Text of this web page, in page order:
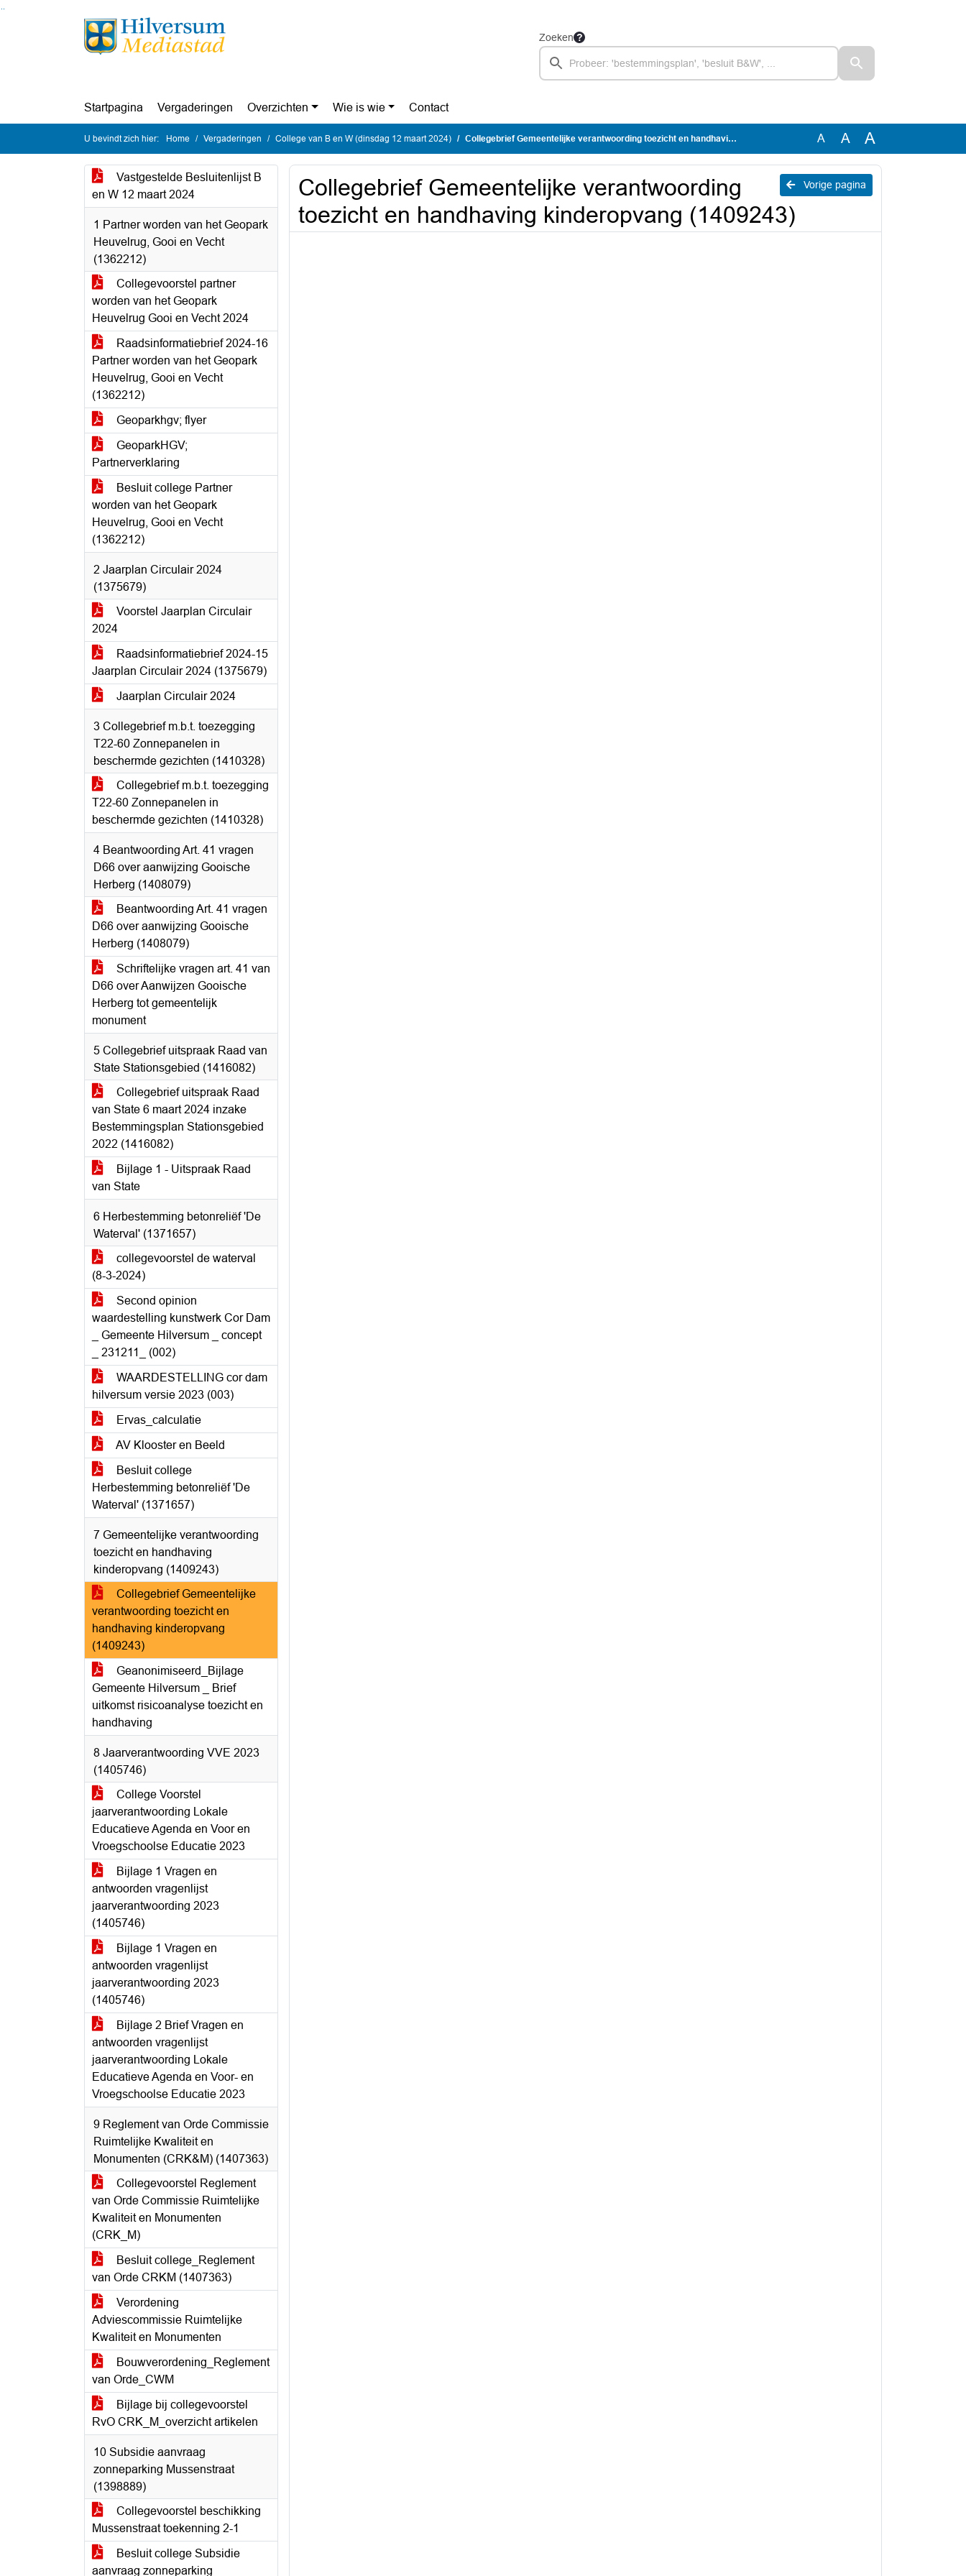
Ga naar de inhoud van deze pagina
Ga naar het zoeken
Ga naar het menu
Zoeken
Startpagina Vergaderingen Overzichten Wie is wie Contact
U bevindt zich hier: Home Vergaderingen College van B en W (dinsdag 12 maart 2024) Collegebrief Gemeentelijke verantwoording toezicht en handhaving kinderopvang (1409243) A A A
Vastgestelde Besluitenlijst B
en W 12 maart 2024
1 Partner worden van het Geopark
Heuvelrug, Gooi en Vecht
(1362212)
Collegevoorstel partner
worden van het Geopark
Heuvelrug Gooi en Vecht 2024
Raadsinformatiebrief 2024-16
Partner worden van het Geopark
Heuvelrug, Gooi en Vecht
(1362212)
Geoparkhgv; flyer
GeoparkHGV;
Partnerverklaring
Besluit college Partner
worden van het Geopark
Heuvelrug, Gooi en Vecht
(1362212)
2 Jaarplan Circulair 2024
(1375679)
Voorstel Jaarplan Circulair
2024
Raadsinformatiebrief 2024-15
Jaarplan Circulair 2024 (1375679)
Jaarplan Circulair 2024
3 Collegebrief m.b.t. toezegging
T22-60 Zonnepanelen in
beschermde gezichten (1410328)
Collegebrief m.b.t. toezegging
T22-60 Zonnepanelen in
beschermde gezichten (1410328)
4 Beantwoording Art. 41 vragen
D66 over aanwijzing Gooische
Herberg (1408079)
Beantwoording Art. 41 vragen
D66 over aanwijzing Gooische
Herberg (1408079)
Schriftelijke vragen art. 41 van
D66 over Aanwijzen Gooische
Herberg tot gemeentelijk
monument
5 Collegebrief uitspraak Raad van
State Stationsgebied (1416082)
Collegebrief uitspraak Raad
van State 6 maart 2024 inzake
Bestemmingsplan Stationsgebied
2022 (1416082)
Bijlage 1 - Uitspraak Raad
van State
6 Herbestemming betonreliëf 'De
Waterval' (1371657)
collegevoorstel de waterval
(8-3-2024)
Second opinion
waardestelling kunstwerk Cor Dam
_ Gemeente Hilversum _ concept
_ 231211_ (002)
WAARDESTELLING cor dam
hilversum versie 2023 (003)
Ervas_calculatie
AV Klooster en Beeld
Besluit college
Herbestemming betonreliëf 'De
Waterval' (1371657)
7 Gemeentelijke verantwoording
toezicht en handhaving
kinderopvang (1409243)
Collegebrief Gemeentelijke
verantwoording toezicht en
handhaving kinderopvang
(1409243)
Geanonimiseerd_Bijlage
Gemeente Hilversum _ Brief
uitkomst risicoanalyse toezicht en
handhaving
8 Jaarverantwoording VVE 2023
(1405746)
College Voorstel
jaarverantwoording Lokale
Educatieve Agenda en Voor en
Vroegschoolse Educatie 2023
Bijlage 1 Vragen en
antwoorden vragenlijst
jaarverantwoording 2023
(1405746)
Bijlage 1 Vragen en
antwoorden vragenlijst
jaarverantwoording 2023
(1405746)
Bijlage 2 Brief Vragen en
antwoorden vragenlijst
jaarverantwoording Lokale
Educatieve Agenda en Voor- en
Vroegschoolse Educatie 2023
9 Reglement van Orde Commissie
Ruimtelijke Kwaliteit en
Monumenten (CRK&M) (1407363)
Collegevoorstel Reglement
van Orde Commissie Ruimtelijke
Kwaliteit en Monumenten
(CRK_M)
Besluit college_Reglement
van Orde CRKM (1407363)
Verordening
Adviescommissie Ruimtelijke
Kwaliteit en Monumenten
Bouwverordening_Reglement
van Orde_CWM
Bijlage bij collegevoorstel
RvO CRK_M_overzicht artikelen
10 Subsidie aanvraag
zonneparking Mussenstraat
(1398889)
Collegevoorstel beschikking
Mussenstraat toekenning 2-1
Besluit college Subsidie
aanvraag zonneparking
Vorige pagina
Collegebrief Gemeentelijke verantwoording
toezicht en handhaving kinderopvang (1409243)